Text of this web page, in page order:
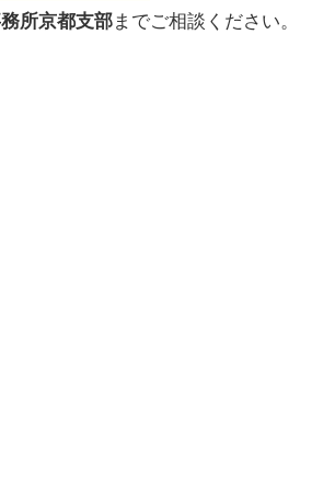
所京都支部までご相談ください。